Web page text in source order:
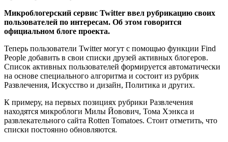
Микроблогерский сервис Twitter ввел рубрикацию своих
пользователей по интересам. Об этом говорится
официальном блоге проекта.
Теперь пользователи Twitter могут с помощью функции Find
People добавить в свои списки друзей активных блогеров.
Список активных пользователей формируется автоматически
на основе специального алгоритма и состоит из рубрик
Развлечения, Искусство и дизайн, Политика и других.
К примеру, на первых позициях рубрики Развлечения
находятся микроблоги Милы Йовович, Тома Хэнкса и
развлекательного сайта Rotten Tomatoes. Стоит отметить, что
списки постоянно обновляются.